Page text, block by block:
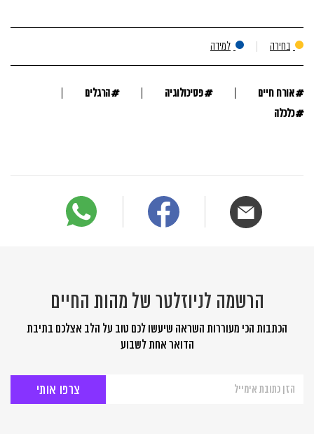
בחירה למידה
#אורח חיים #פסיכולוגיה #הרגלים
#כלכלה
הרשמה לניוזלטר של מהות החיים
הכתבות הכי מעוררות השראה שיעשו לכם טוב על הלב אצלכם בתיבת
הדואר אחת לשבוע
לניוזלטר